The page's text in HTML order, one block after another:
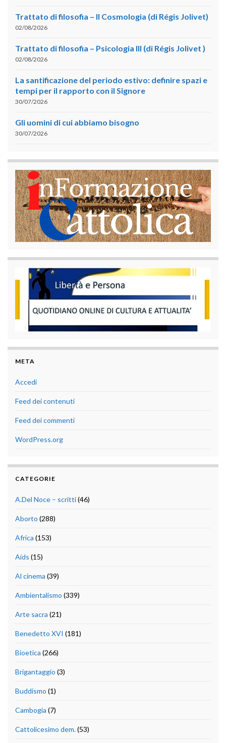
Trattato di filosofia – II Cosmologia (di Régis Jolivet)
02/08/2026
Trattato di filosofia – Psicologia III (di Régis Jolivet )
02/08/2026
La santificazione del periodo estivo: definire spazi e
tempi per il rapporto con il Signore
30/07/2026
Gli uomini di cui abbiamo bisogno
30/07/2026
META
Accedi
Feed dei contenuti
Feed dei commenti
WordPress.org
CATEGORIE
A.Del Noce – scritti(46)
Aborto (288)
Africa (153)
Aids (15)
Al cinema (39)
Ambientalismo (339)
Arte sacra (21)
Benedetto XVI (181)
Bioetica (266)
Brigantaggio (3)
Buddismo (1)
Cambogia (7)
Cattolicesimo dem.(53)